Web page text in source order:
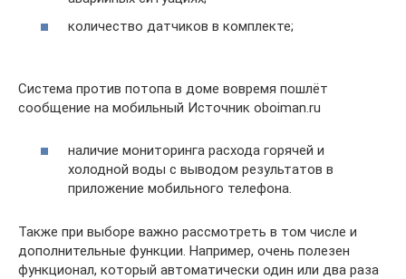
количество датчиков в комплекте;
Система против потопа в доме вовремя пошлёт
сообщение на мобильный Источник oboiman.ru
наличие мониторинга расхода горячей и
холодной воды с выводом результатов в
приложение мобильного телефона.
Также при выборе важно рассмотреть в том числе и
дополнительные функции. Например, очень полезен
функционал, который автоматически один или два раза